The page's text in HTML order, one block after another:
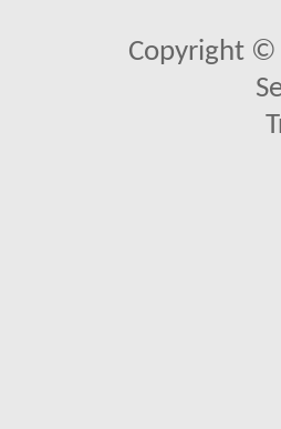
Copyright ©